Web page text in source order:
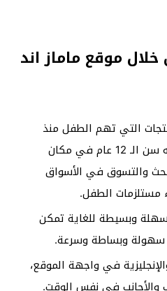
موقع ماماز اند
التي تهم الطفل منذ
سن الولادة وحتى بلوغه سن الـ 12 عام في مكان
والتسوق في الأسواق
مستلزمات الطفل.
وبسيطة للغاية تمكن
سهولة وبساطة وسرعة.
في واجهة الموقع،
والأجانب في نفس الوقت.